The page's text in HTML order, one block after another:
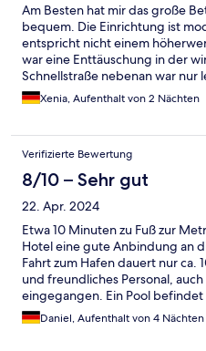
Am Besten hat mir das große
bequem. Die Einrichtung ist
entspricht nicht einem
war eine Enttäuschung in der
Schnellstraße nebenan war nur
Xenia, Aufenthalt von 2 Nächten
Verifizierte Bewertung
8/10 – Sehr gut
22. Apr. 2024
Etwa 10 Minuten zu Fuß zur
Hotel eine gute Anbindung an
Fahrt zum Hafen dauert nur ca.
und freundliches Personal,
eingegangen. Ein Pool
bei warmem Wetter geöffnet.
der 8. Etage. Das
Daniel, Aufenthalt von 4 Nächten